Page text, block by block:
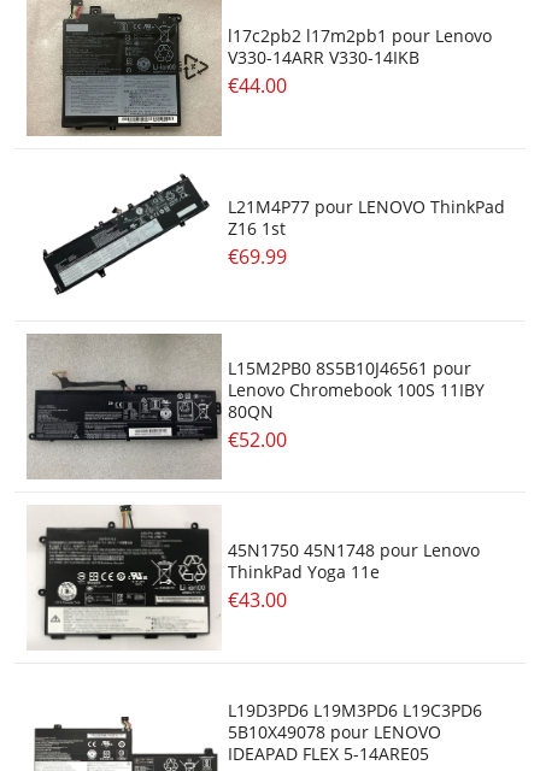
l17c2pb2 l17m2pb1 pour Lenovo
V330-14ARR V330-14IKB
€44.00
L21M4P77 pour LENOVO ThinkPad
Z16 1st
€69.99
L15M2PB0 8S5B10J46561 pour
Lenovo Chromebook 100S 11IBY
80QN
€52.00
45N1750 45N1748 pour Lenovo
ThinkPad Yoga 11e
€43.00
L19D3PD6 L19M3PD6 L19C3PD6
5B10X49078 pour LENOVO
IDEAPAD FLEX 5-14ARE05